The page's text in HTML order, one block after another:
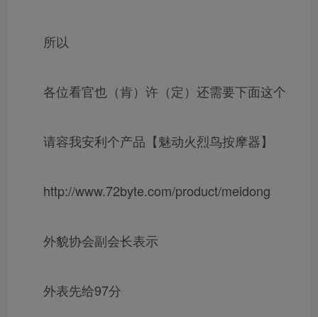
所以
各位看官也（肯）许（定）还需要下面这个
请容我安利个产品【魅动火烈鸟按摩器】
http://www.72byte.com/product/meidong
外貌协会副会长表示
外表先给97分